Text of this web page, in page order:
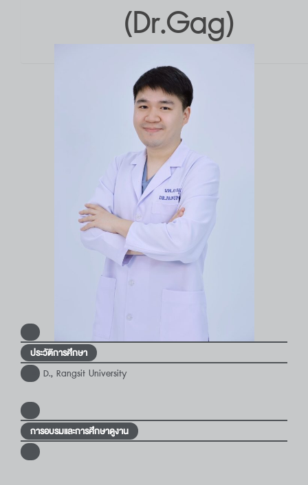
(Dr.Gag)
ประวัติการศึกษา
D., Rangsit University
การอบรมและการศึกษาดูงาน